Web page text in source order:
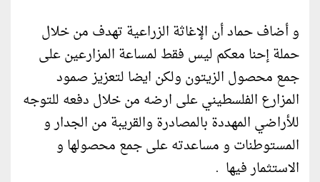
و أضاف حماد أن الإغاثة الزراعية تهدف من خلال
حملة إحنا معكم ليس فقط لمساعة المزارعين على
جمع محصول الزيتون ولكن ايضا لتعزيز صمود
المزارع الفلسطيني على ارضه من خلال دفعه للتوجه
للأراضي المهددة بالمصادرة والقريبة من الجدار و
المستوطنات و مساعدته على جمع محصولها و
الاستثمار فيها .